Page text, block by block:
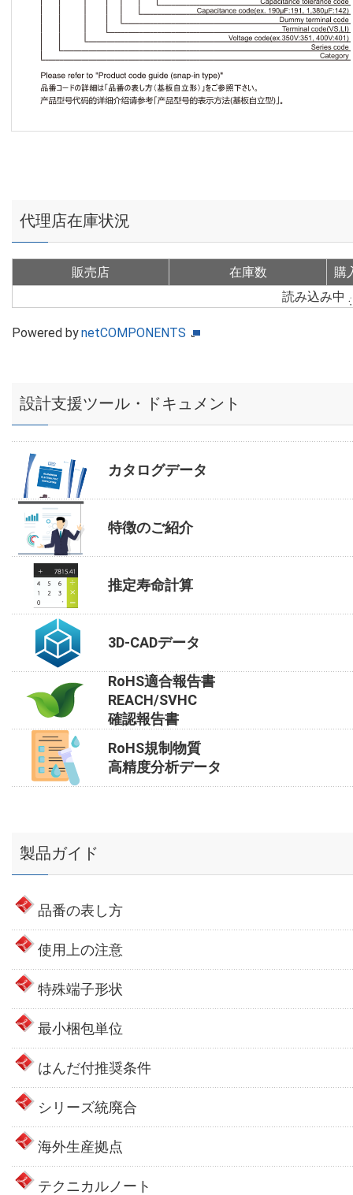
代理店在庫状況
販売店 在庫数
購
読み込み中
Powered bynetCOMPONENTS
設計支援ツール・ドキュメント
カタログデータ
特徴のご紹介
推定寿命計算
3D-CADデータ
RoHS適合報告書
REACH/SVHC
確認報告書
RoHS規制物質
高精度分析データ
製品ガイド
品番の表し方
使用上の注意
特殊端子形状
最小梱包単位
はんだ付推奨条件
シリーズ統廃合
海外生産拠点
テクニカルノート